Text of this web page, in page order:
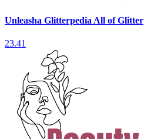
Unleasha Glitterpedia All of Glitter
23.41